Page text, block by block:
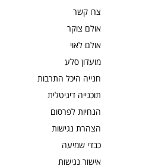
צרו קשר
אולם צוקר
אולם לאוי
מועדון סלע
חנייה היכל התרבות
תוכנייה דיגיטלית
הנחיות לפרסום
הצהרת נגישות
כבדי שמיעה
אישור נגישות